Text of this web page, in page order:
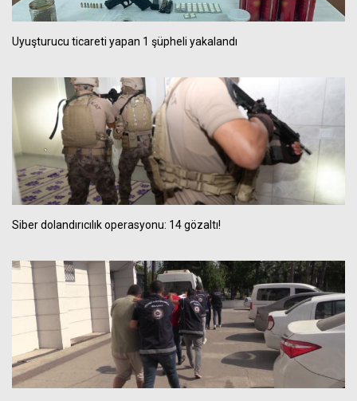
Uyuşturucu ticareti yapan 1 şüpheli yakalandı
Siber dolandırıcılık operasyonu: 14 gözaltı!